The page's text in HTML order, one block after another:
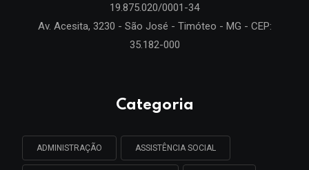
19.875.020/0001-34
Av. Acesita, 3230 - São José - Timóteo - MG - CEP:
35.182-000
Categoria
ADMINISTRAÇÃO ASSISTÊNCIA SOCIAL